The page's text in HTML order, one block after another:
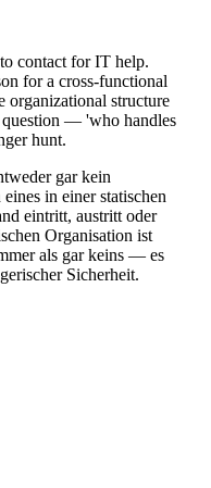
contact for IT help.
for a cross-functional
organizational structure
question — 'who handles
hunt.
gar kein
in einer statischen
eintritt, austritt oder
Organisation ist
als gar keins — es
Sicherheit.